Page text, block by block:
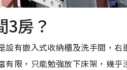
3房？
有嵌入式收納櫃及洗手間，
限，只能勉強放下床架，幾